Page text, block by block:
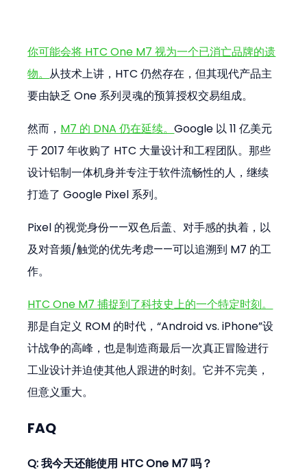
你可能会将 HTC One M7 视为一个已消亡品牌的遗
物。从技术上讲，HTC 仍然存在，但其现代产品主
要由缺乏 One 系列灵魂的预算授权交易组成。
然而， M7 的 DNA 仍在延续。Google 以 11 亿美元
于 2017 年收购了 HTC 大量设计和工程团队。那些
设计铝制一体机身并专注于软件流畅性的人，继续
打造了 Google Pixel 系列。
Pixel 的视觉身份——双色后盖、对手感的执着，以
及对音频/触觉的优先考虑——可以追溯到 M7 的工
作。
HTC One M7 捕捉到了科技史上的一个特定时刻。
那是自定义 ROM 的时代，“Android vs. iPhone”设
计战争的高峰，也是制造商最后一次真正冒险进行
工业设计并迫使其他人跟进的时刻。它并不完美，
但意义重大。
FAQ
Q: 我今天还能使用 HTC One M7 吗？